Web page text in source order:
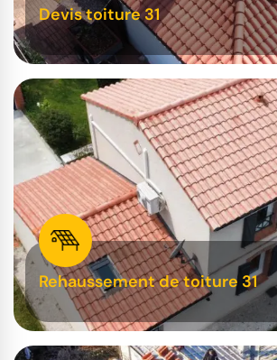
Devis toiture 31
Rehaussement de toiture 31